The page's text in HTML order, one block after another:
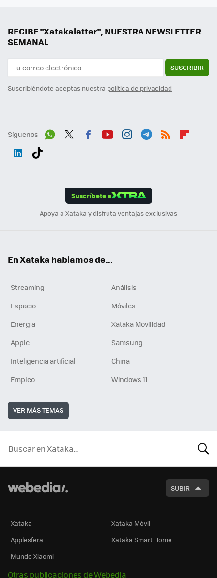
RECIBE "Xatakaletter", NUESTRA NEWSLETTER
SEMANAL
SUSCRIBIR
Suscribiéndote aceptas nuestra política de privacidad
Síguenos
Suscríbete a
Apoya a Xataka y disfruta ventajas exclusivas
En Xataka hablamos de...
Streaming
Análisis
Espacio
Móviles
Energía
Xataka Movilidad
Apple
Samsung
Inteligencia artificial
China
Empleo
Windows 11
VER MÁS TEMAS
SUBIR
Xataka
Xataka Móvil
Applesfera
Xataka Smart Home
Mundo Xiaomi
Otras publicaciones de Webedia